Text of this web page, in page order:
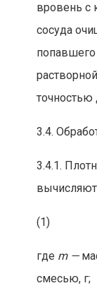
вровень с
сосуда
попавшего
точностью
3.4.
3.4.1.
(1)
где m —
смесью, г;